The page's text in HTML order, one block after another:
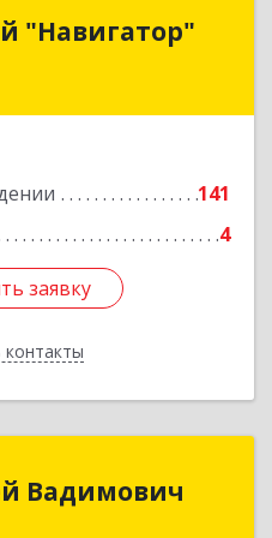
"Навигатор"
141
4
заявку
контакты
"Навигатор"
обл, Домодедово г,
заявку
Вадимович
Вадимович